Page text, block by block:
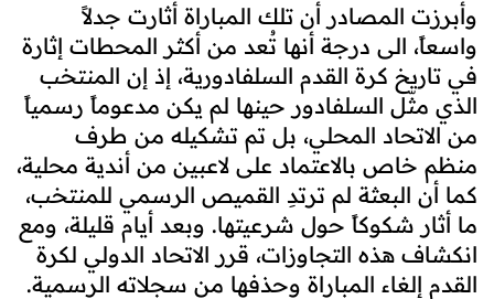
وأبرزت المصادر أن تلك المباراة أثارت جدلاً
واسعاً، الى درجة أنها تُعد من أكثر المحطات إثارة
في تاريخ كرة القدم السلفادورية، إذ إن المنتخب
الذي مثّل السلفادور حينها لم يكن مدعوماً رسمياً
من الاتحاد المحلي، بل تم تشكيله من طرف
منظم خاص بالاعتماد على لاعبين من أندية محلية،
كما أن البعثة لم ترتدِ القميص الرسمي للمنتخب،
ما أثار شكوكاً حول شرعيتها. وبعد أيام قليلة، ومع
انكشاف هذه التجاوزات، قرر الاتحاد الدولي لكرة
القدم إلغاء المباراة وحذفها من سجلاته الرسمية.